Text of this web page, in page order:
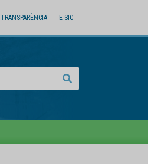
TRANSPARÊNCIA E-SIC